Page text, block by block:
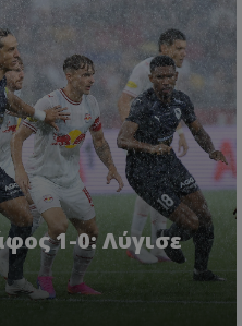
1-0: Λύγισε